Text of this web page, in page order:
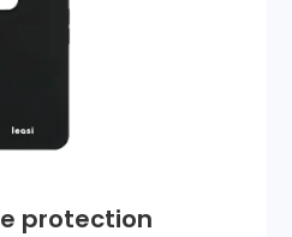
protection